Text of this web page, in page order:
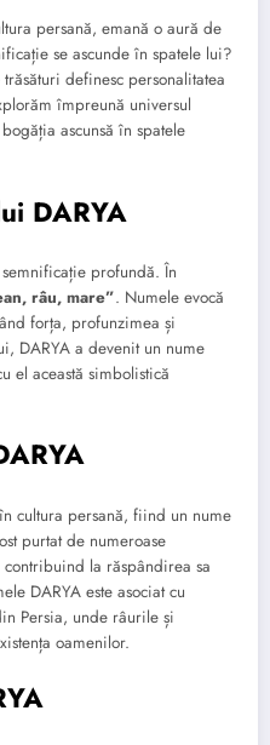
persană, emană o aură de
se ascunde în spatele lui?
definesc personalitatea
împreună universul
ascunsă în spatele
DARYA
profundă. În
râu, mare”. Numele evocă
forța, profunzimea și
DARYA a devenit un nume
el această simbolistică
cultura persană, fiind un nume
purtat de numeroase
la răspândirea sa
DARYA este asociat cu
Persia, unde râurile și
oamenilor.